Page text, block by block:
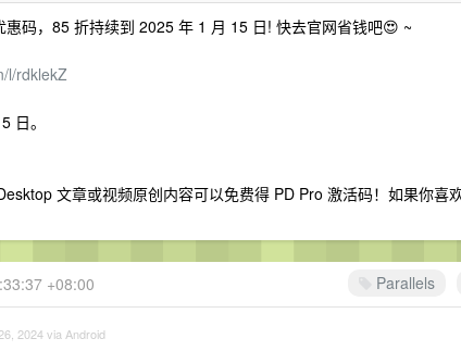
码，85 折持续到 2025 年 1 月 15 日! 快去官网省钱吧😍 ~
l/rdklekZ
日。
文章或视频原创内容可以免费得 PD Pro 激活码！如果你喜
Parallels
+08:00
2024 via Android